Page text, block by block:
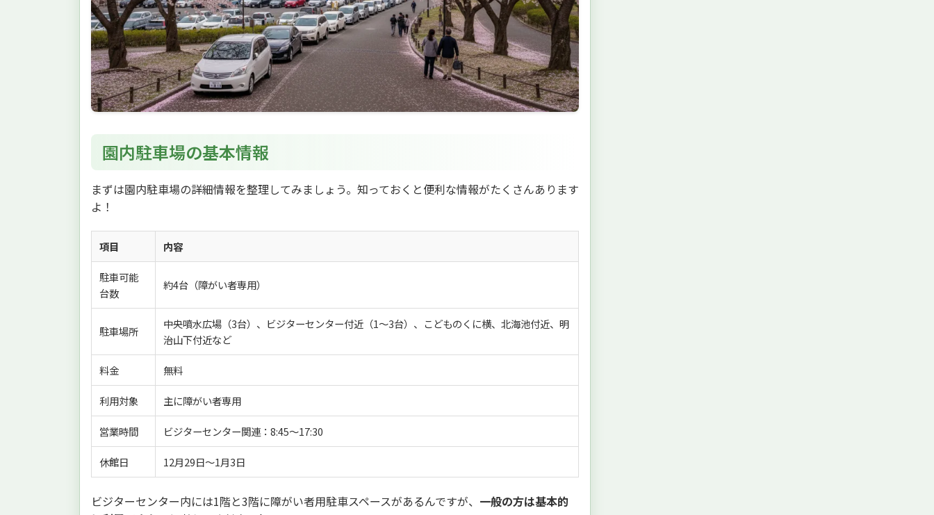
園内駐車場の基本情報
まずは園内駐車場の詳細情報を整理してみましょう。知っておくと便利な情報がたくさんあります
よ！
項目 内容
駐車可能
台数
約4台（障がい者専用）
駐車場所
中央噴水広場（3台）、ビジターセンター付近（1～3台）、こどものくに横、北海池付近、明
治山下付近など
料金 無料
利用対象 主に障がい者専用
営業時間 ビジターセンター関連：8:45～17:30
休館日 12月29日～1月3日
ビジターセンター内には1階と3階に障がい者用駐車スペースがあるんですが、 一般の方は基本的